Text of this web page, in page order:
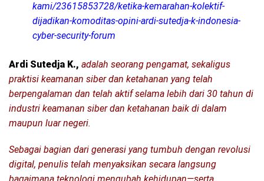
kami/23615853728/ketika-kemarahan-kolektif-
dijadikan-komoditas-opini-ardi-sutedja-k-indonesia-
cyber-security-forum
Ardi Sutedja K., adalah seorang pengamat, sekaligus
praktisi keamanan siber dan ketahanan yang telah
berpengalaman dan telah aktif selama lebih dari 30 tahun di
industri keamanan siber dan ketahanan baik di dalam
maupun luar negeri.
Sebagai bagian dari generasi yang tumbuh dengan revolusi
digital, penulis telah menyaksikan secara langsung